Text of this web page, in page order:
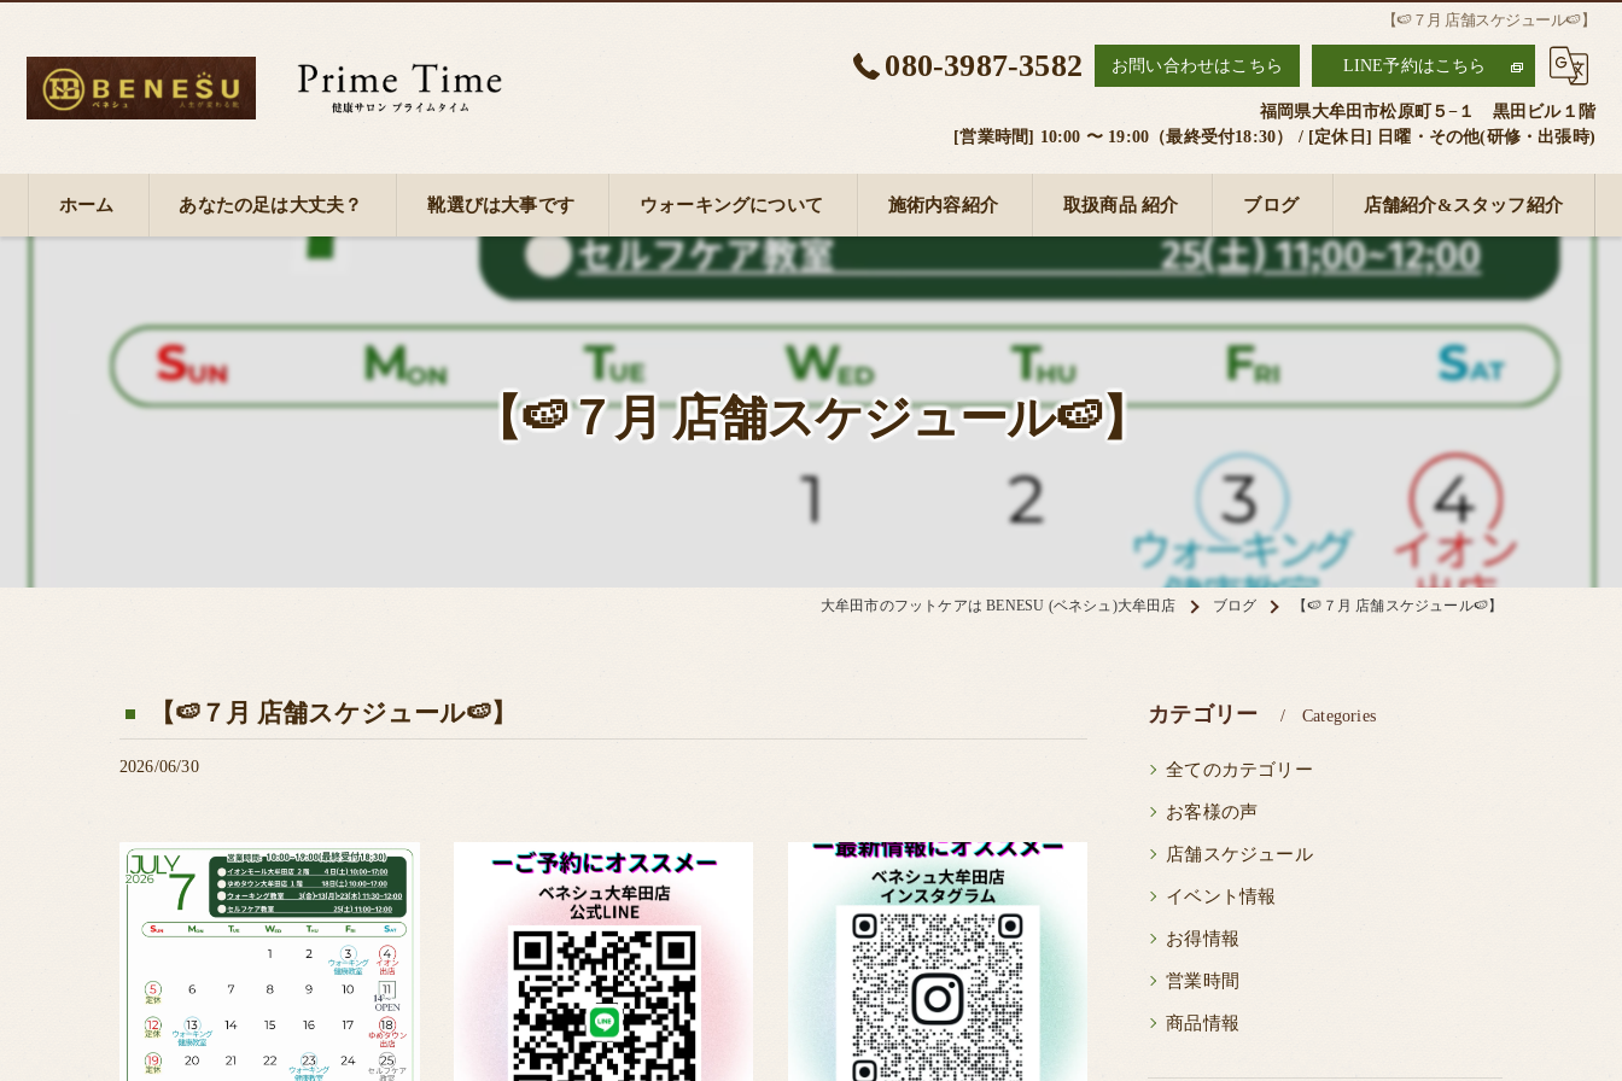
【🍉７月 店舗スケジュール🍉】
080-3987-3582 お問い合わせはこちら LINE予約はこちら
福岡県大牟田市松原町５−１ 黒田ビル１階
[営業時間] 10:00 〜 19:00（最終受付18:30） / [定休日] 日曜・その他(研修・出張時)
ホーム あなたの足は大丈夫？
大牟田市のフットケア・健康サロンプライムタイムの口コミ情報
大牟田市のフットケア・健康サロンプライムタイムの評判
大牟田市のフットケア・健康サロンプライムタイムのお客様の声
靴選びは大事です ウォーキングについて 施術内容紹介 取扱商品 紹介 ブログ 店舗紹介&スタッフ紹介
【🍉７月 店舗スケジュール🍉】
大牟田市のフットケアは BENESU (ベネシュ)大牟田店 ブログ 【🍉７月 店舗スケジュール🍉】
【🍉７月 店舗スケジュール🍉】
2026/06/30
カテゴリー Categories
全てのカテゴリー
お客様の声
店舗スケジュール
イベント情報
お得情報
営業時間
商品情報